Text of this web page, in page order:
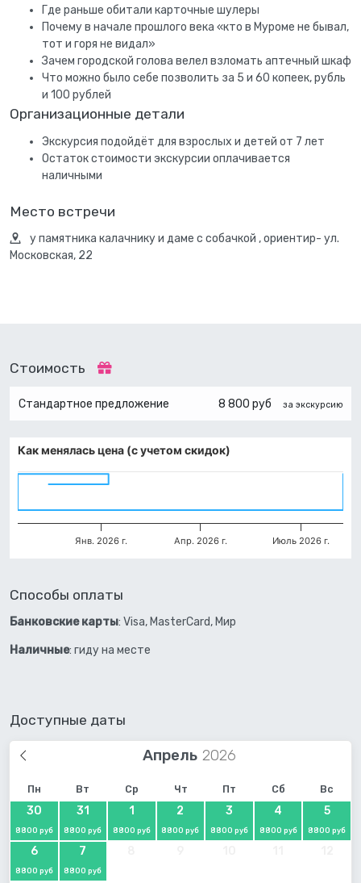
Где раньше обитали карточные шулеры
Почему в начале прошлого века «кто в Муроме не бывал,
тот и горя не видал»
Зачем городской голова велел взломать аптечный шкаф
Что можно было себе позволить за 5 и 60 копеек, рубль
и 100 рублей
Организационные детали
Экскурсия подойдёт для взрослых и детей от 7 лет
Остаток стоимости экскурсии оплачивается
наличными
Место встречи
у памятника калачнику и даме с собачкой , ориентир- ул.
Московская, 22
Стоимость
Стандартное предложение 8 800 руб за экскурсию
Как менялась цена (с учетом скидок)
Янв. 2026 г. Апр. 2026 г. Июль 2026 г.
Способы оплаты
Банковские карты: Visa, MasterCard, Мир
Наличные: гиду на месте
Доступные даты
Апрель
Пн Вт Ср Чт Пт Сб Вс
30
8800 руб
31
8800 руб
1
8800 руб
2
8800 руб
3
8800 руб
4
8800 руб
5
8800 руб
6
8800 руб
7
8800 руб